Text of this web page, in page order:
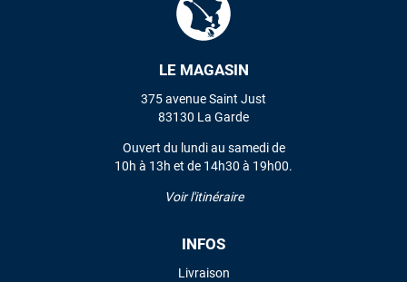
LE MAGASIN
375 avenue Saint Just
83130 La Garde
Ouvert du lundi au samedi de
10h à 13h et de 14h30 à 19h00.
Voir l'itinéraire
INFOS
Livraison
LAISSER UN AVIS